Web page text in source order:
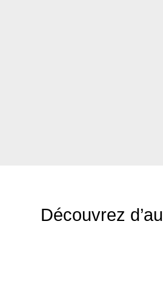
Découvrez